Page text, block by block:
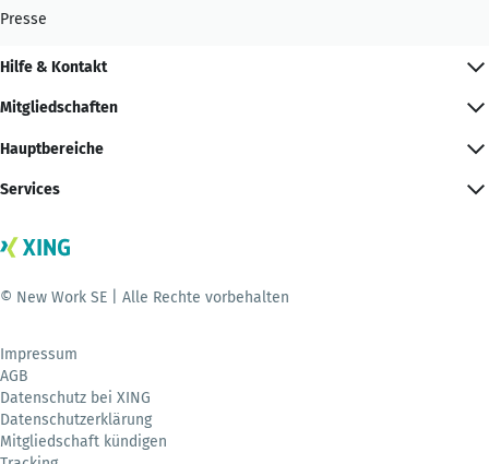
Presse
Hilfe & Kontakt
Mitgliedschaften
Hauptbereiche
Services
© New Work SE | Alle Rechte vorbehalten
Impressum
AGB
Datenschutz bei XING
Datenschutzerklärung
Mitgliedschaft kündigen